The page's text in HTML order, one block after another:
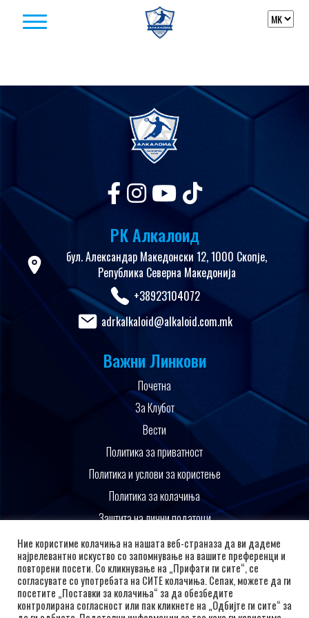
РК Алкалоид
бул. Александар Македонски 12, 1000 Скопје,
Република Северна Македонија
+38923104072
adrkalkaloid@alkaloid.com.mk
Важни Линкови
Почетна
За Клубот
Вести
Политика за приватност
Политика и услови за користење
Политика за колачиња
Заштита на лични податоци
Поддржано од
Ние користиме колачиња на нашата веб-страназа да ви дадеме
најрелевантно искуство со запомнување на вашите преференци и
повторени посети. Со кликнување на „Прифати ги сите“, се
согласувате со употребата на СИТЕ колачиња. Сепак, можете да ги
посетите „Поставки за колачиња“ за да обезбедите
контролирана согласност или пак кликнете на „Одбијте ги сите“ за